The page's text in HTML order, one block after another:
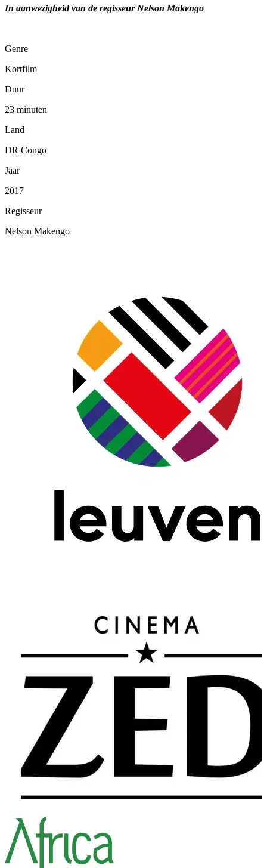
In aanwezigheid van de regisseur Nelson Makengo
Genre
Kortfilm
Duur
23 minuten
Land
DR Congo
Jaar
2017
Regisseur
Nelson Makengo